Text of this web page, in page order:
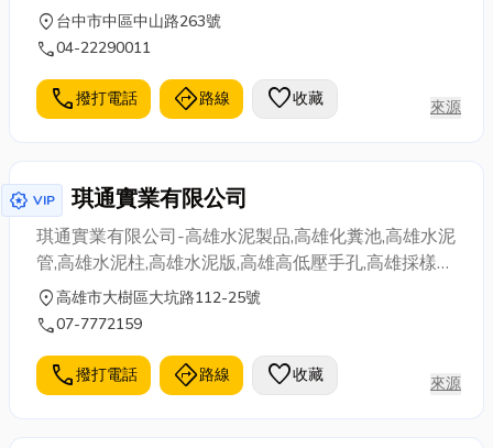
抓漏,台中防水,台中防水抓漏,台中房屋修繕,台中PU防
水處理,台中水電行,台中房屋抓漏,,台中房屋抓漏等服
屋修繕,台中PU防水處理,台中水電行,台中房屋抓漏
location_on 台中市中區中山路263號
call04-22290011
call撥打電話 directions路線 favorite收藏 來源
award_star VIP 琪通實業有限公司
琪通實業有限公司-高雄水泥製品,高雄化糞池,高雄水泥
管,高雄水泥柱,高雄水泥版,高雄高低壓手孔,高雄採樣陰
井,高雄水溝蓋,高雄U形溝,高雄制水閥盒,高雄刺線網圍
牆,冷氣窗,高雄環保化糞池,推薦找琪通
location_on高雄市大樹區大坑路112-25號
call07-7772159
call撥打電話 directions路線 favorite收藏 來源